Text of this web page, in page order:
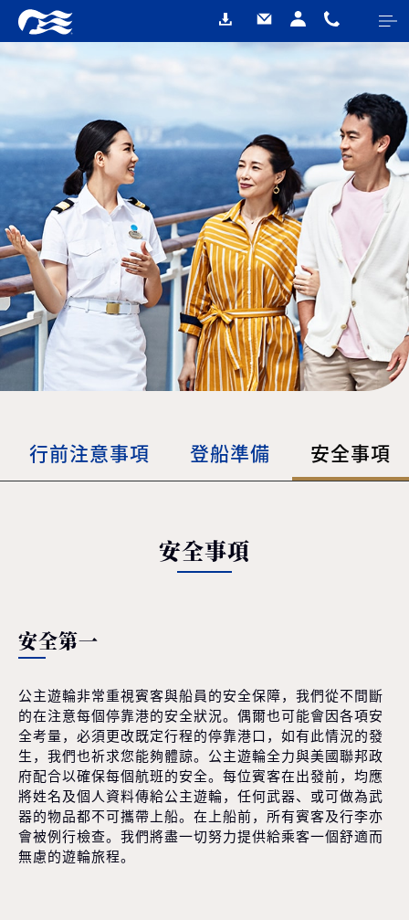
行前注意事項 登船準備 安全事項
安全事項
安全第一
公主遊輪非常重視賓客與船員的安全保障，我們從不間斷
的在注意每個停靠港的安全狀況。偶爾也可能會因各項安
全考量，必須更改既定行程的停靠港口，如有此情況的發
生，我們也祈求您能夠體諒。公主遊輪全力與美國聯邦政
府配合以確保每個航班的安全。每位賓客在出發前，均應
將姓名及個人資料傳給公主遊輪，任何武器、或可做為武
器的物品都不可攜帶上船。在上船前，所有賓客及行李亦
會被例行檢查。我們將盡一切努力提供給乘客一個舒適而
無慮的遊輪旅程。